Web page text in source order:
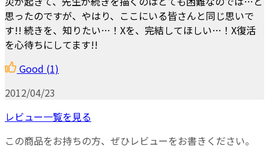
思ったのですが、やはり、ここにいる皆さんと同じ思いで
す!! 続きを、知りたい…！Xを、完結してほしい…！X復活
を心待ちにしてます!!
Good (1)
2012/04/23
レビュー一覧を見る
この商品をお持ちの方、ぜひレビューをお書きください。